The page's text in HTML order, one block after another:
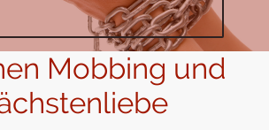
Mobbing und